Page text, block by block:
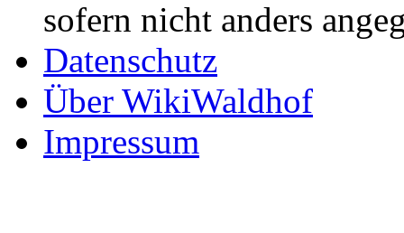
sofern nicht anders
Datenschutz
Über WikiWaldhof
Impressum